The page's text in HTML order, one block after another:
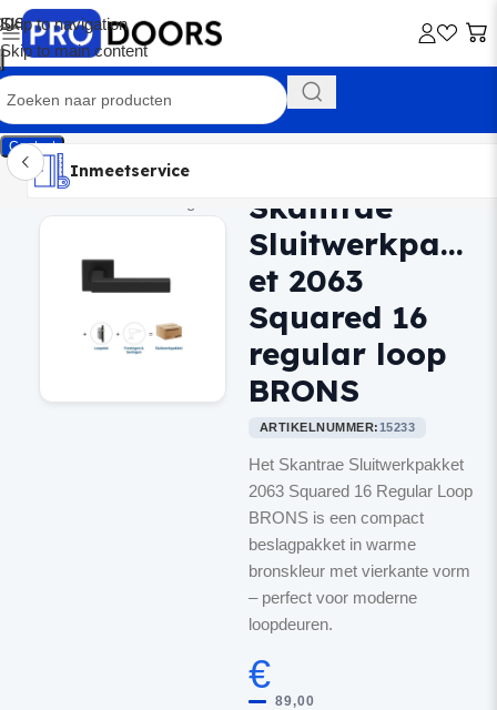
Skip to navigation
Skip to main content
Contact
Inmeetservice
Montageservice
Advies op maat
Showroom
Inmeetservice
Skantrae
Sluitwerkpakk
et 2063
Squared 16
regular loop
BRONS
ARTIKELNUMMER:15233
Het Skantrae Sluitwerkpakket
2063 Squared 16 Regular Loop
BRONS is een compact
beslagpakket in warme
bronskleur met vierkante vorm
– perfect voor moderne
loopdeuren.
€
89,00